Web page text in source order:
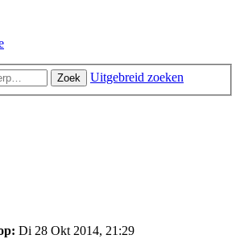
Zoek
Uitgebreid zoeken
Di 28 Okt 2014, 21:29